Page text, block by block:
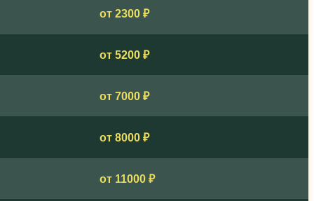
от 2300 ₽
от 5200 ₽
от 7000 ₽
от 8000 ₽
от 11000 ₽